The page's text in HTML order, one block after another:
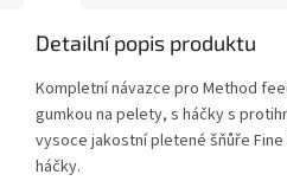
Detailní popis produktu
Kompletní návazce pro Method
gumkou na pelety, s háčky s
vysoce jakostní pletené šňůře
háčky.